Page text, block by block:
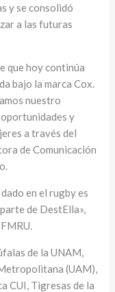
y se consolidó
a las futuras
que hoy continúa
bajo la marca Cox.
nuestro
y
a través del
de Comunicación
en el rugby es
de DestElla»,
de la UNAM,
(UAM),
CUI, Tigresas de la